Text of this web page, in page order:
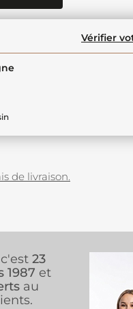
Vérifier
de livraison.
23
1987 et
au